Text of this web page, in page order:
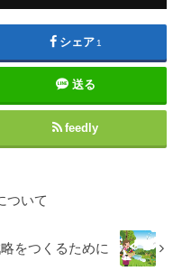
シェア 1
送る
feedly
ついて
をつくるために